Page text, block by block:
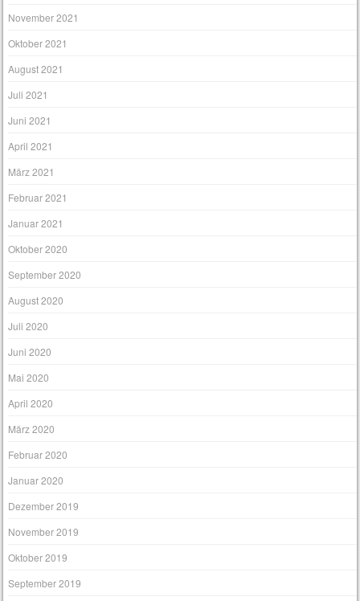
November 2021
Oktober 2021
August 2021
Juli 2021
Juni 2021
April 2021
März 2021
Februar 2021
Januar 2021
Oktober 2020
September 2020
August 2020
Juli 2020
Juni 2020
Mai 2020
April 2020
März 2020
Februar 2020
Januar 2020
Dezember 2019
November 2019
Oktober 2019
September 2019